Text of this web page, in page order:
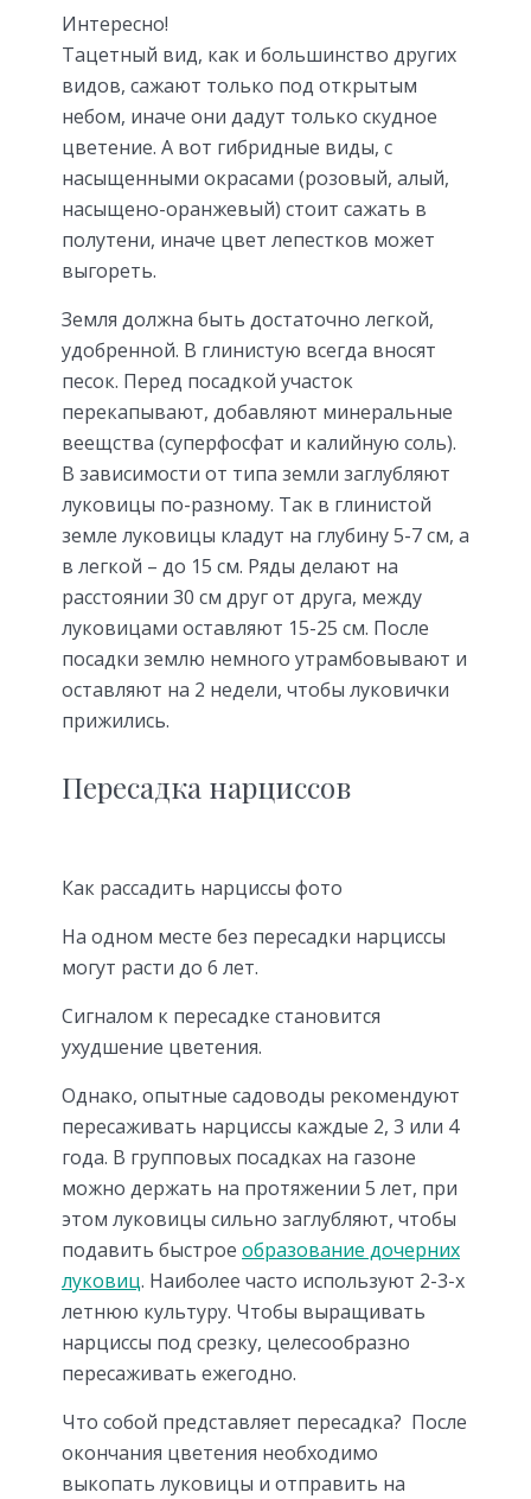
Интересно!
Тацетный вид, как и большинство других
видов, сажают только под открытым
небом, иначе они дадут только скудное
цветение. А вот гибридные виды, с
насыщенными окрасами (розовый, алый,
насыщено-оранжевый) стоит сажать в
полутени, иначе цвет лепестков может
выгореть.
Земля должна быть достаточно легкой,
удобренной. В глинистую всегда вносят
песок. Перед посадкой участок
перекапывают, добавляют минеральные
веещства (суперфосфат и калийную соль).
В зависимости от типа земли заглубляют
луковицы по-разному. Так в глинистой
земле луковицы кладут на глубину 5-7 см, а
в легкой – до 15 см. Ряды делают на
расстоянии 30 см друг от друга, между
луковицами оставляют 15-25 см. После
посадки землю немного утрамбовывают и
оставляют на 2 недели, чтобы луковички
прижились.
Пересадка нарциссов
Как рассадить нарциссы фото
На одном месте без пересадки нарциссы
могут расти до 6 лет.
Сигналом к пересадке становится
ухудшение цветения.
Однако, опытные садоводы рекомендуют
пересаживать нарциссы каждые 2, 3 или 4
года. В групповых посадках на газоне
можно держать на протяжении 5 лет, при
этом луковицы сильно заглубляют, чтобы
подавить быстрое образование дочерних
луковиц. Наиболее часто используют 2-3-х
летнюю культуру. Чтобы выращивать
нарциссы под срезку, целесообразно
пересаживать ежегодно.
Что собой представляет пересадка? После
окончания цветения необходимо
выкопать луковицы и отправить на